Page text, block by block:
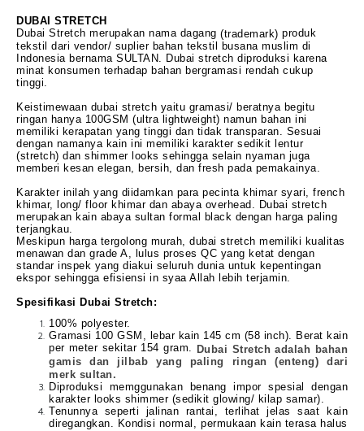
DUBAI STRETCH
Dubai Stretch merupakan nama dagang (trademark) produk
tekstil dari vendor/ suplier bahan tekstil busana muslim di
Indonesia bernama SULTAN. Dubai stretch diproduksi karena
minat konsumen terhadap bahan bergramasi rendah cukup
tinggi.
Keistimewaan dubai stretch yaitu gramasi/ beratnya begitu
ringan hanya 100GSM (ultra lightweight) namun bahan ini
memiliki kerapatan yang tinggi dan tidak transparan. Sesuai
dengan namanya kain ini memiliki karakter sedikit lentur
(stretch) dan shimmer looks sehingga selain nyaman juga
memberi kesan elegan, bersih, dan fresh pada pemakainya.
Karakter inilah yang diidamkan para pecinta khimar syari, french
khimar, long/ floor khimar dan abaya overhead. Dubai stretch
merupakan kain abaya sultan formal black dengan harga paling
terjangkau.
Meskipun harga tergolong murah, dubai stretch memiliki kualitas
menawan dan grade A, lulus proses QC yang ketat dengan
standar inspek yang diakui seluruh dunia untuk kepentingan
ekspor sehingga efisiensi in syaa Allah lebih terjamin.
Spesifikasi Dubai Stretch:
100% polyester.
Gramasi 100 GSM, lebar kain 145 cm (58 inch). Berat kain
per meter sekitar 154 gram. Dubai Stretch adalah bahan
gamis dan jilbab yang paling ringan (enteng) dari
merk sultan.
Diproduksi memggunakan benang impor spesial dengan
karakter looks shimmer (sedikit glowing/ kilap samar).
Tenunnya seperti jalinan rantai, terlihat jelas saat kain
diregangkan. Kondisi normal, permukaan kain terasa halus